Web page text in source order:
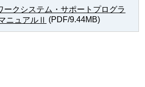
ークシステム・サポートプログラ
ニュアルⅡ (PDF/9.44MB)